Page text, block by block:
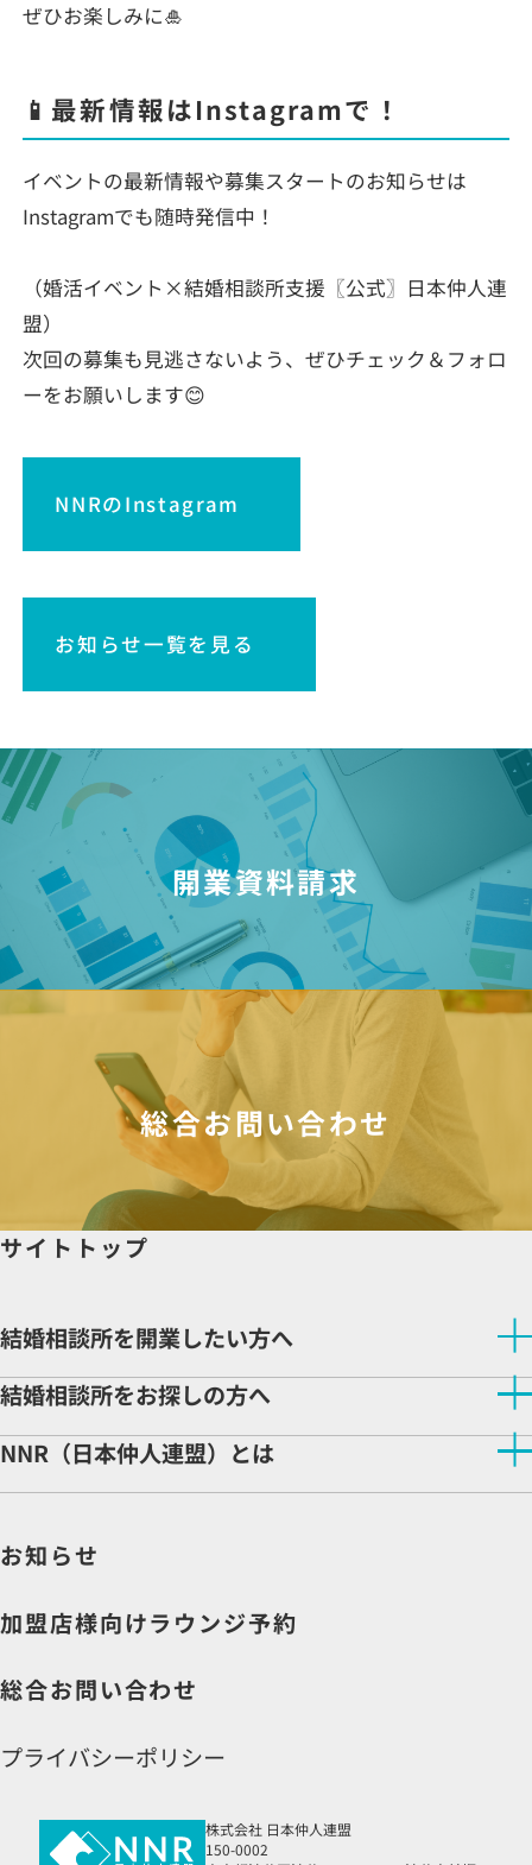
ぜひお楽しみに🎍
📱最新情報はInstagramで！
イベントの最新情報や募集スタートのお知らせは
Instagramでも随時発信中！
（婚活イベント×結婚相談所支援〖公式〗日本仲人連
盟）
次回の募集も見逃さないよう、ぜひチェック＆フォロ
ーをお願いします😊
NNRのInstagram
お知らせ一覧を見る
開業資料請求
総合お問い合わせ
サイトトップ
結婚相談所を開業したい方へ
結婚相談所を開業したい方へトップ
開業サポート
収益モデル
説明会申込
資料請求
結婚相談所をお探しの方へ
結婚相談所をお探しの方へトップ
相談所検索
NNR（日本仲人連盟）とは
会社情報
お知らせ
加盟店様向けラウンジ予約
総合お問い合わせ
プライバシーポリシー
株式会社 日本仲人連盟
150-0002